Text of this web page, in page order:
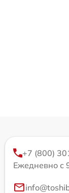
+7 (800)
Ежедневно с